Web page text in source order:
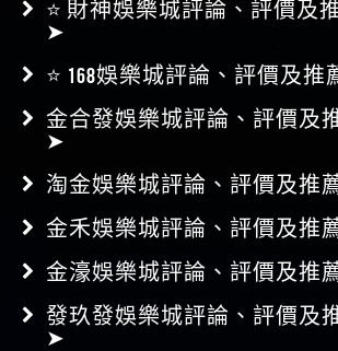
⭐ 168娛樂城評論、評價及推
金合發娛樂城評論、評價及
淘金娛樂城評論、評價及推
金禾娛樂城評論、評價及推
金濠娛樂城評論、評價及推
發玖發娛樂城評論、評價及
➤
Q8娛樂城評論、評價及推薦